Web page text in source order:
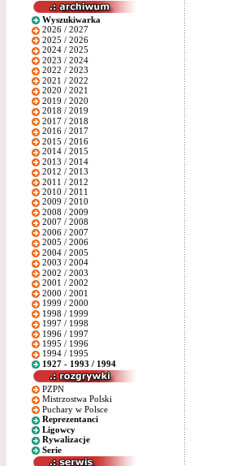
Wyszukiwarka
2026 / 2027
2025 / 2026
2024 / 2025
2023 / 2024
2022 / 2023
2021 / 2022
2020 / 2021
2019 / 2020
2018 / 2019
2017 / 2018
2016 / 2017
2015 / 2016
2014 / 2015
2013 / 2014
2012 / 2013
2011 / 2012
2010 / 2011
2009 / 2010
2008 / 2009
2007 / 2008
2006 / 2007
2005 / 2006
2004 / 2005
2003 / 2004
2002 / 2003
2001 / 2002
2000 / 2001
1999 / 2000
1998 / 1999
1997 / 1998
1996 / 1997
1995 / 1996
1994 / 1995
1927 - 1993 / 1994
PZPN
Mistrzostwa Polski
Puchary w Polsce
Reprezentanci
Ligowcy
Rywalizacje
Serie